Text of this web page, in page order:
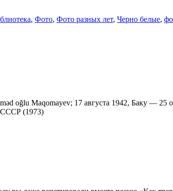
, Фото, Фото разных лет, Черно белые,
oğlu Maqomayev; 17 августа 1942, Баку — 25
СССР (1973)